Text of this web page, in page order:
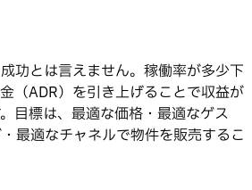
功とは言えません。稼働率が多少下
（ADR）を引き上げることで収益が
目標は、最適な価格・最適なゲス
最適なチャネルで物件を販売するこ